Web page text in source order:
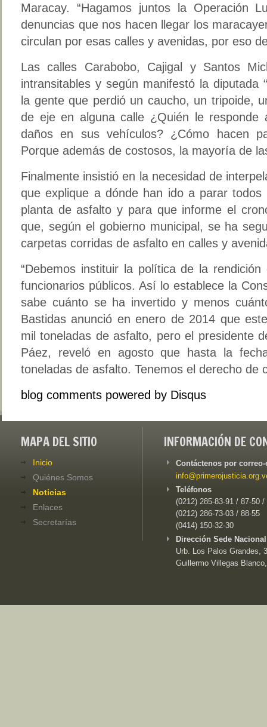
Maracay. “Hagamos juntos la Operación
denuncias que nos hacen llegar los
circulan por esas calles y avenidas, por eso
Las calles Carabobo, Cajigal y Santos
intransitables y según manifestó la diputada
la gente que perdió un caucho, un tripoide,
de eje en alguna calle ¿Quién le responde
daños en sus vehículos? ¿Cómo hacen
Porque además de costosos, la mayoría de
Finalmente insistió en la necesidad de
que explique a dónde han ido a parar
planta de asfalto y para que informe el
que, según el gobierno municipal, se ha
carpetas corridas de asfalto en calles y
“Debemos instituir la política de la
funcionarios públicos. Así lo establece la
sabe cuánto se ha invertido y menos
Bastidas anunció en enero de 2014 que
mil toneladas de asfalto, pero el presidente
Páez, reveló en agosto que hasta la
toneladas de asfalto. Tenemos el derecho de
blog comments powered by Disqus
MAPA DEL SITIO
Inicio
Quiénes Somos
Noticias
Enlaces
Secretarías
INFORMACIÓN DE
Contáctenos por
Teléfonos
(0212) 285-83-91 / 87-50 /
(0212) 286-73-03 / 88-55
(0414) 150-32-30
Dirección Sede
Urb. Los Palos Grandes,
Guillermo Villegas